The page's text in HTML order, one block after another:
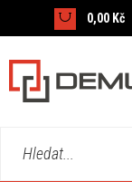
0,00 Kč
Hledat...